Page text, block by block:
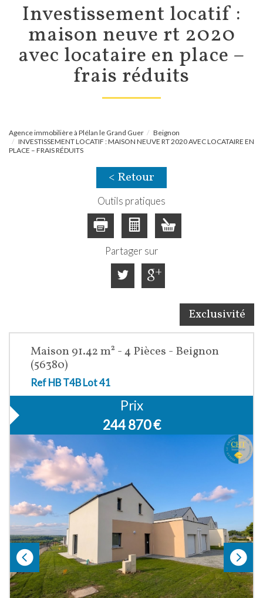
investissement locatif :
maison neuve rt 2020
avec locataire en place –
frais réduits
Agence immobilière à Plélan le Grand Guer
Beignon
INVESTISSEMENT LOCATIF : MAISON NEUVE RT 2020 AVEC LOCATAIRE EN
PLACE – FRAIS RÉDUITS
< Retour
Outils pratiques
Partager sur
Exclusivité
Maison 91.42 m² - 4 Pièces - Beignon
(56380)
Ref HB T4B Lot 41
Prix
244 870€